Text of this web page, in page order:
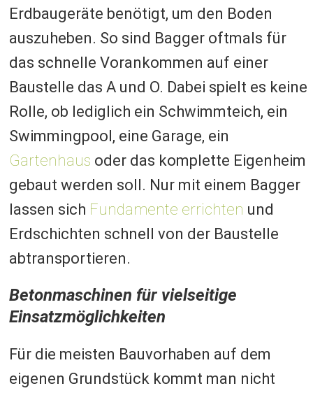
Erdbaugeräte benötigt, um den Boden
auszuheben. So sind Bagger oftmals für
das schnelle Vorankommen auf einer
Baustelle das A und O. Dabei spielt es keine
Rolle, ob lediglich ein Schwimmteich, ein
Swimmingpool, eine Garage, ein
Gartenhaus oder das komplette Eigenheim
gebaut werden soll. Nur mit einem Bagger
lassen sich Fundamente errichten und
Erdschichten schnell von der Baustelle
abtransportieren.
Betonmaschinen für vielseitige
Einsatzmöglichkeiten
Für die meisten Bauvorhaben auf dem
eigenen Grundstück kommt man nicht